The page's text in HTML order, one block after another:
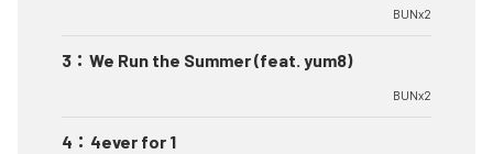
BUNx2
3 ： We Run the Summer (feat. yum8)
BUNx2
4 ： 4ever for 1